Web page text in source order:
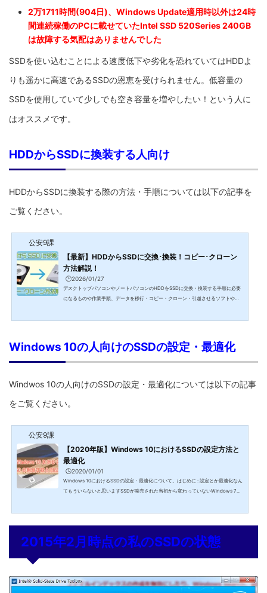
2万1711時間(904日)、Windows Update適用時以外は24時
間連続稼働のPCに載せていたIntel SSD 520Series 240GB
は故障する気配はありませんでした
SSDを使い込むことによる速度低下や劣化を恐れていてはHDDよ
りも遥かに高速であるSSDの恩恵を受けられません。低容量の
SSDを使用していて少しでも空き容量を増やしたい！という人に
はオススメです。
HDDからSSDに換装する人向け
HDDからSSDに換装する際の方法・手順については以下の記事を
ご覧ください。
公安9課
【最新】HDDからSSDに交換･換装！コピー･クローン
方法解説！
🕒️2026/01/27
デスクトップパソコンやノートパソコンのHDDをSSDに交換・換装する手順に必要
になるものや作業手順、データを移行・コピー・クローン・引越させるソフトやそ
にかく使ってるとイライラするといった問題が発生してき...
Windows 10の人向けのSSDの設定・最適化
Windwos 10の人向けのSSDの設定・最適化については以下の記事
をご覧ください。
公安9課
【2020年版】Windows 10におけるSSDの設定方法と
最適化
🕒️2020/01/01
Windows 10におけるSSDの設定・最適化について。はじめに : 設定とか最適化なん
てもういらないと思いますSSDが発売された当初から変わっていないWindows 7や
消耗を減らそうと生み出されたのでしょう。SSDが大容量化していま...
2015年2月時点の私のSSDの状態